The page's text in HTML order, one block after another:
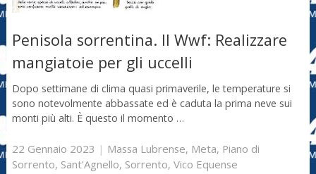
Penisola sorrentina. Il Wwf: Realizzare
mangiatoie per gli uccelli
Dopo settimane di clima quasi primaverile, le temperature si
sono notevolmente abbassate ed è caduta la prima neve sui
monti più alti. È questo il momento …
22 Gennaio 2023 | Massa Lubrense, Meta, Piano di
Sorrento, Sant'Agnello, Sorrento, Vico Equense